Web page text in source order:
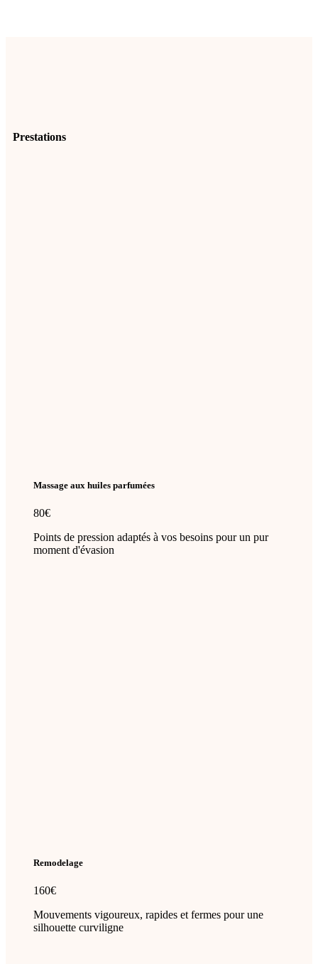
Prestations
Massage aux huiles parfumées
80€
Points de pression adaptés à vos besoins pour un pur
moment d'évasion
Remodelage
160€
Mouvements vigoureux, rapides et fermes pour une
silhouette curviligne